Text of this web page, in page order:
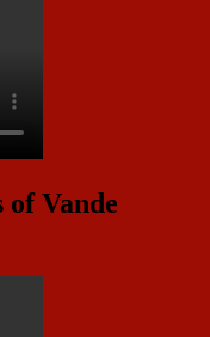
of Vande